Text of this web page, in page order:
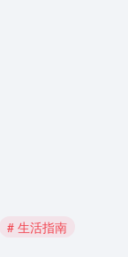
# 生活指南